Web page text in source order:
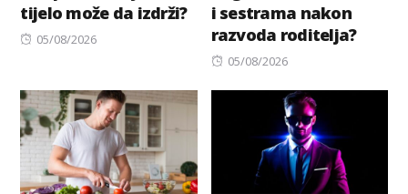
tijelo može da izdrži?
Posted
05/08/2026
i sestrama nakon
razvoda roditelja?
Posted
05/08/2026